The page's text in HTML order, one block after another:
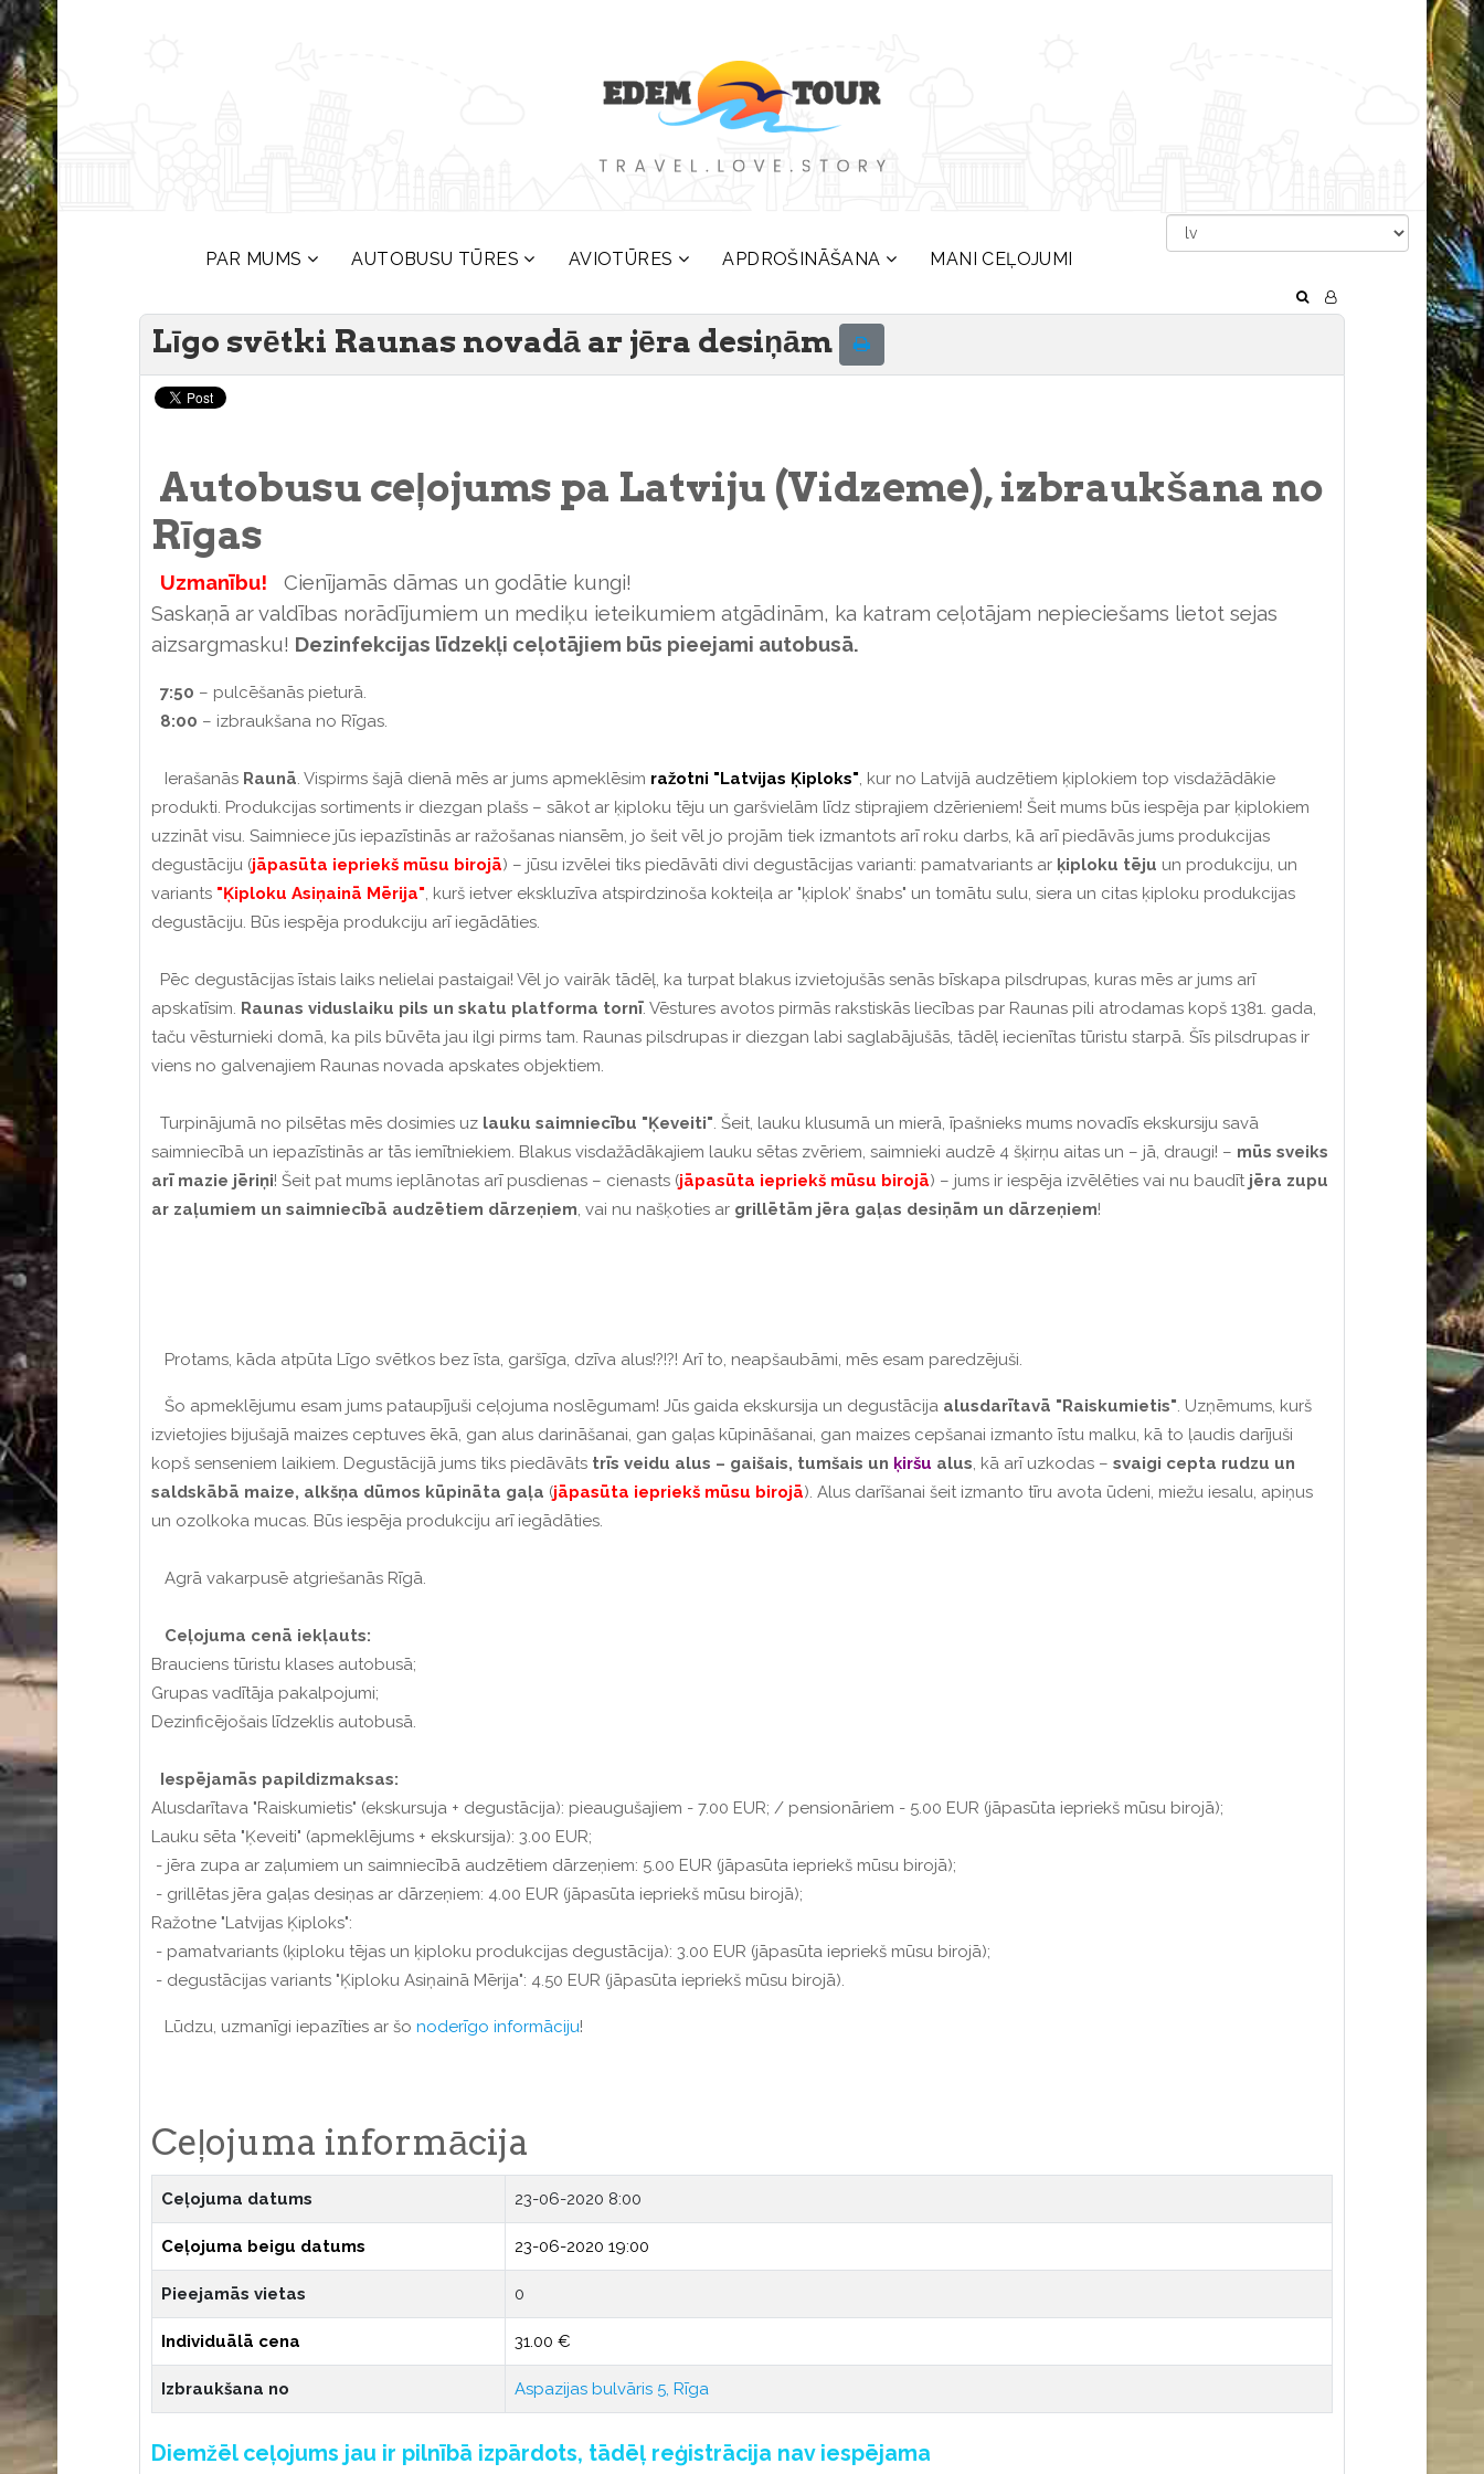
PAR MUMS AUTOBUSU TŪRES AVIOTŪRES APDROŠINĀŠANA MANI CEĻOJUMI
Līgo svētki Raunas novadā ar jēra desiņām
Autobusu ceļojums pa Latviju (Vidzeme), izbraukšana no
Rīgas
Uzmanību!
Cienījamās dāmas un godātie kungi!
Saskaņā ar valdības norādījumiem un mediķu ieteikumiem atgādinām, ka katram ceļotājam nepieciešams lietot sejas
aizsargmasku! Dezinfekcijas līdzekļi ceļotājiem būs pieejami autobusā.
7:50 – pulcēšanās pieturā.
8:00 – izbraukšana no Rīgas.
Ierašanās Raunā. Vispirms šajā dienā mēs ar jums apmeklēsim ražotni "Latvijas Ķiploks", kur no Latvijā audzētiem ķiplokiem top visdažādākie
produkti. Produkcijas sortiments ir diezgan plašs – sākot ar ķiploku tēju un garšvielām līdz stiprajiem dzērieniem! Šeit mums būs iespēja par ķiplokiem
uzzināt visu. Saimniece jūs iepazīstinās ar ražošanas niansēm, jo šeit vēl jo projām tiek izmantots arī roku darbs, kā arī piedāvās jums produkcijas
degustāciju (jāpasūta iepriekš mūsu birojā) – jūsu izvēlei tiks piedāvāti divi degustācijas varianti: pamatvariants ar ķiploku tēju un produkciju, un
variants "Ķiploku Asiņainā Mērija", kurš ietver ekskluzīva atspirdzinoša kokteiļa ar "ķiplok’ šnabs" un tomātu sulu, siera un citas ķiploku produkcijas
degustāciju. Būs iespēja produkciju arī iegādāties.
Pēc degustācijas īstais laiks nelielai pastaigai! Vēl jo vairāk tādēļ, ka turpat blakus izvietojušās senās bīskapa pilsdrupas, kuras mēs ar jums arī
apskatīsim. Raunas viduslaiku pils un skatu platforma tornī. Vēstures avotos pirmās rakstiskās liecības par Raunas pili atrodamas kopš 1381. gada,
taču vēsturnieki domā, ka pils būvēta jau ilgi pirms tam. Raunas pilsdrupas ir diezgan labi saglabājušās, tādēļ iecienītas tūristu starpā. Šīs pilsdrupas ir
viens no galvenajiem Raunas novada apskates objektiem.
Turpinājumā no pilsētas mēs dosimies uz lauku saimniecību "Ķeveiti". Šeit, lauku klusumā un mierā, īpašnieks mums novadīs ekskursiju savā
saimniecībā un iepazīstinās ar tās iemītniekiem. Blakus visdažādākajiem lauku sētas zvēriem, saimnieki audzē 4 šķirņu aitas un – jā, draugi! – mūs sveiks
arī mazie jēriņi! Šeit pat mums ieplānotas arī pusdienas – cienasts (jāpasūta iepriekš mūsu birojā) – jums ir iespēja izvēlēties vai nu baudīt jēra zupu
ar zaļumiem un saimniecībā audzētiem dārzeņiem, vai nu našķoties ar grillētām jēra gaļas desiņām un dārzeņiem!
Protams, kāda atpūta Līgo svētkos bez īsta, garšīga, dzīva alus!?!?! Arī to, neapšaubāmi, mēs esam paredzējuši.
Šo apmeklējumu esam jums pataupījuši ceļojuma noslēgumam! Jūs gaida ekskursija un degustācija alusdarītavā "Raiskumietis". Uzņēmums, kurš
izvietojies bijušajā maizes ceptuves ēkā, gan alus darināšanai, gan gaļas kūpināšanai, gan maizes cepšanai izmanto īstu malku, kā to ļaudis darījuši
kopš senseniem laikiem. Degustācijā jums tiks piedāvāts trīs veidu alus – gaišais, tumšais un ķiršu alus, kā arī uzkodas – svaigi cepta rudzu un
saldskābā maize, alkšņa dūmos kūpināta gaļa (jāpasūta iepriekš mūsu birojā). Alus darīšanai šeit izmanto tīru avota ūdeni, miežu iesalu, apiņus
un ozolkoka mucas. Būs iespēja produkciju arī iegādāties.
Agrā vakarpusē atgriešanās Rīgā.
Ceļojuma cenā iekļauts:
Brauciens tūristu klases autobusā;
Grupas vadītāja pakalpojumi;
Dezinficējošais līdzeklis autobusā.
Iespējamās papildizmaksas:
Alusdarītava "Raiskumietis" (ekskursuja + degustācija): pieaugušajiem - 7.00 EUR; / pensionāriem - 5.00 EUR (jāpasūta iepriekš mūsu birojā);
Lauku sēta "Ķeveiti" (apmeklējums + ekskursija): 3.00 EUR;
- jēra zupa ar zaļumiem un saimniecībā audzētiem dārzeņiem: 5.00 EUR (jāpasūta iepriekš mūsu birojā);
- grillētas jēra gaļas desiņas ar dārzeņiem: 4.00 EUR (jāpasūta iepriekš mūsu birojā);
Ražotne "Latvijas Ķiploks":
- pamatvariants (ķiploku tējas un ķiploku produkcijas degustācija): 3.00 EUR (jāpasūta iepriekš mūsu birojā);
- degustācijas variants "Ķiploku Asiņainā Mērija": 4.50 EUR (jāpasūta iepriekš mūsu birojā).
Lūdzu, uzmanīgi iepazīties ar šo noderīgo informāciju!
Ceļojuma informācija
Ceļojuma datums 23-06-2020 8:00
Ceļojuma beigu datums 23-06-2020 19:00
Pieejamās vietas 0
Individuālā cena 31.00 €
Izbraukšana no Aspazijas bulvāris 5, Rīga
Diemžēl ceļojums jau ir pilnībā izpārdots, tādēļ reģistrācija nav iespējama